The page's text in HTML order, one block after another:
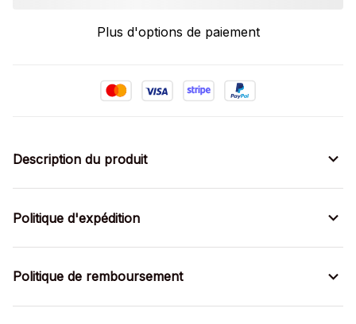
Plus d'options de paiement
Description du produit
Politique d'expédition
Politique de remboursement